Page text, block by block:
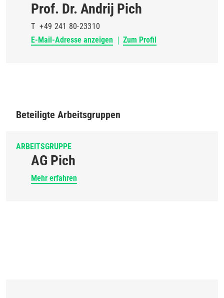
Prof. Dr. Andrij Pich
T +49 241 80-23310
E-Mail-Adresse anzeigen
Zum Profil
Beteiligte Arbeitsgruppen
ARBEITSGRUPPE
AG Pich
Mehr erfahren